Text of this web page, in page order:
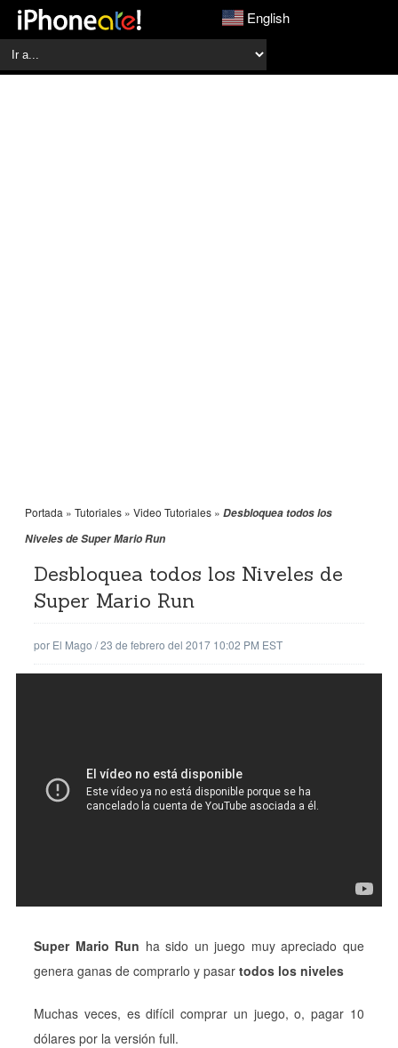
English
Portada » Tutoriales » Video Tutoriales » Desbloquea todos los
Niveles de Super Mario Run
Desbloquea todos los Niveles de
Super Mario Run
por El Mago /23 de febrero del 2017 10:02 PM EST
Super Mario Run ha sido un juego muy apreciado que
genera ganas de comprarlo y pasar todos los niveles
Muchas veces, es difícil comprar un juego, o, pagar 10
dólares por la versión full.